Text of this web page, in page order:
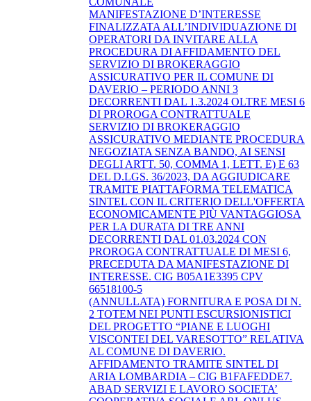
MANIFESTAZIONE D’INTERESSE
FINALIZZATA ALL’INDIVIDUAZIONE DI
OPERATORI DA INVITARE ALLA
PROCEDURA DI AFFIDAMENTO DEL
SERVIZIO DI BROKERAGGIO
ASSICURATIVO PER IL COMUNE DI
DAVERIO – PERIODO ANNI 3
DECORRENTI DAL 1.3.2024 OLTRE MESI 6
DI PROROGA CONTRATTUALE
SERVIZIO DI BROKERAGGIO
ASSICURATIVO MEDIANTE PROCEDURA
NEGOZIATA SENZA BANDO, AI SENSI
DEGLI ARTT. 50, COMMA 1, LETT. E) E 63
DEL D.LGS. 36/2023, DA AGGIUDICARE
TRAMITE PIATTAFORMA TELEMATICA
SINTEL CON IL CRITERIO DELL'OFFERTA
ECONOMICAMENTE PIÙ VANTAGGIOSA
PER LA DURATA DI TRE ANNI
DECORRENTI DAL 01.03.2024 CON
PROROGA CONTRATTUALE DI MESI 6,
PRECEDUTA DA MANIFESTAZIONE DI
INTERESSE. CIG B05A1E3395 CPV
66518100-5
(ANNULLATA) FORNITURA E POSA DI N.
2 TOTEM NEI PUNTI ESCURSIONISTICI
DEL PROGETTO “PIANE E LUOGHI
VISCONTEI DEL VARESOTTO” RELATIVA
AL COMUNE DI DAVERIO.
AFFIDAMENTO TRAMITE SINTEL DI
ARIA LOMBARDIA – CIG B1FAFEDDE7.
ABAD SERVIZI E LAVORO SOCIETA’